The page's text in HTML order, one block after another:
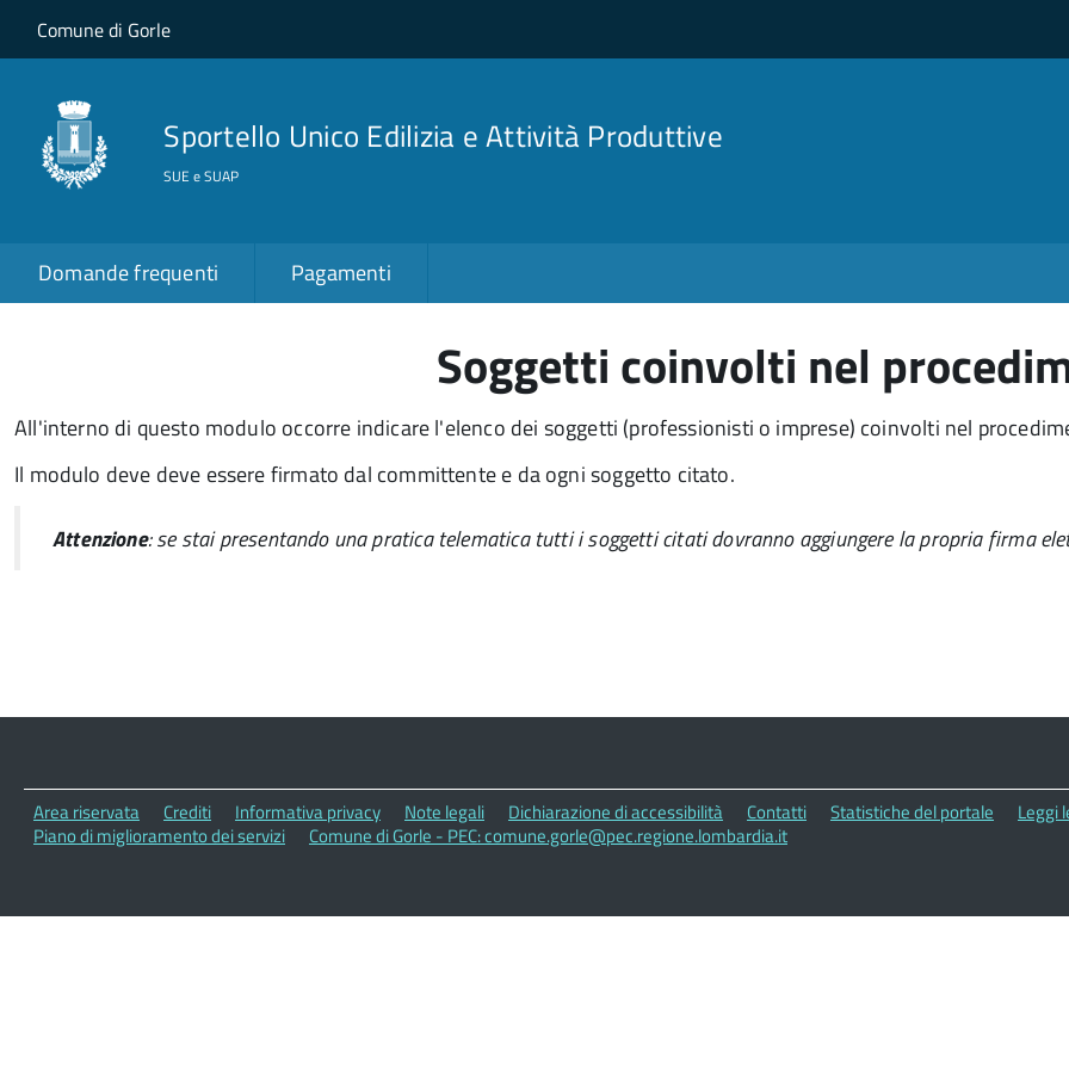
Salta al contenuto principale
Skip to site navigation
Comune di Gorle
Sportello Unico Edilizia e Attività Produttive
SUE e SUAP
Domande frequenti Pagamenti
Soggetti coinvolti nel
All'interno di questo modulo occorre indicare l'elenco dei soggetti (professionisti o imprese) coinvolti nel
Il modulo deve deve essere firmato dal committente e da ogni soggetto citato.
Attenzione: se stai presentando una pratica telematica tutti i soggetti citati dovranno aggiungere la propria firma
Area riservata Crediti Informativa privacy Note legali Dichiarazione di accessibilità Contatti Statistiche del portale Leggi
Piano di miglioramento dei servizi
Comune di Gorle - PEC: comune.gorle@pec.regione.lombardia.it